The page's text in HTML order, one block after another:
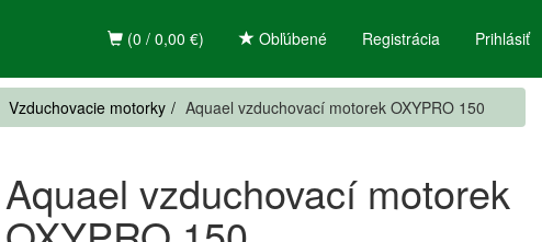
Registrácia Prihlásiť
(0 / 0,00 €) Obľúbené
Vzduchovacie motorky Aquael vzduchovací motorek OXYPRO 150
Aquael vzduchovací motorek